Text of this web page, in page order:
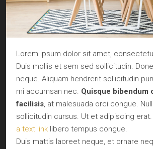
Lorem ipsum dolor sit amet,
Duis mollis et sem sed sollicitudin.
neque. Aliquam hendrerit sollicitudin
mi accumsan nec. Quisque bibendum
facilisis, at malesuada orci congue.
sollicitudin cursus. Ut et adipiscing
a text link libero tempus congue.
Duis mattis laoreet neque, et ornare